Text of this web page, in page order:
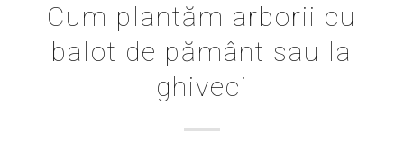
Cum plantăm arborii cu
balot de pământ sau la
ghiveci